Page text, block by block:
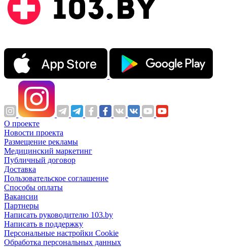
О проекте
Новости проекта
Размещение рекламы
Медицинский маркетинг
Публичный договор
Доставка
Пользовательское соглашение
Способы оплаты
Вакансии
Партнеры
Написать руководителю 103.by
Написать в поддержку
Персональные настройки Cookie
Обработка персональных данных